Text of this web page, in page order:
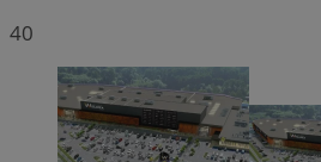
40